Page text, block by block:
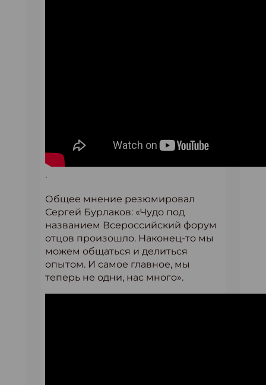
·
Общее мнение резюмировал
Сергей Бурлаков: «Чудо под
названием Всероссийский форум
отцов произошло. Наконец-то мы
можем общаться и делиться
опытом. И самое главное, мы
теперь не одни, нас много».